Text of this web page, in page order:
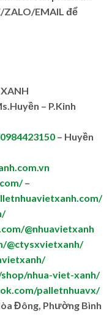
ZALO/EMAIL để
– P.Kinh
– Huyền
–
@nhuavietxanh
@ctysxvietxanh/
nhua-viet-xanh/
palletnhuavx/
Đông, Phường Bình